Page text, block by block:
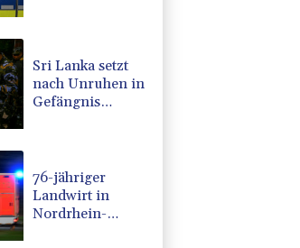
Sri Lanka setzt
nach Unruhen in
Gefängnis
76-jähriger
Landwirt in
Nordrhein-